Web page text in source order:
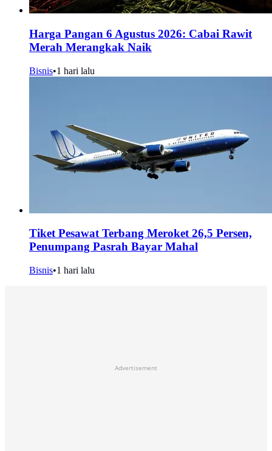
Harga Pangan 6 Agustus 2026: Cabai Rawit
Merah Merangkak Naik
Bisnis•1 hari lalu
Tiket Pesawat Terbang Meroket 26,5 Persen,
Penumpang Pasrah Bayar Mahal
Bisnis•1 hari lalu
Advertisement